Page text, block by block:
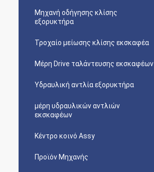
Μηχανή οδήγησης κλίσης
εξορυκτήρα
Τροχαίο μείωσης κλίσης εκσκαφέα
Μέρη Drive ταλάντευσης εκσκαφέων
Υδραυλική αντλία εξορυκτήρα
μέρη υδραυλικών αντλιών
εκσκαφέων
Κέντρο κοινό Assy
Προϊόν Μηχανής